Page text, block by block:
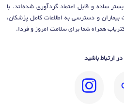
ساده و قابل اعتماد گردآوری شده‌اند. با
و دسترسی به اطلاعات کامل پزشکان،
همراه شما برای سلامت امروز و فردا.
در ارتباط باشید